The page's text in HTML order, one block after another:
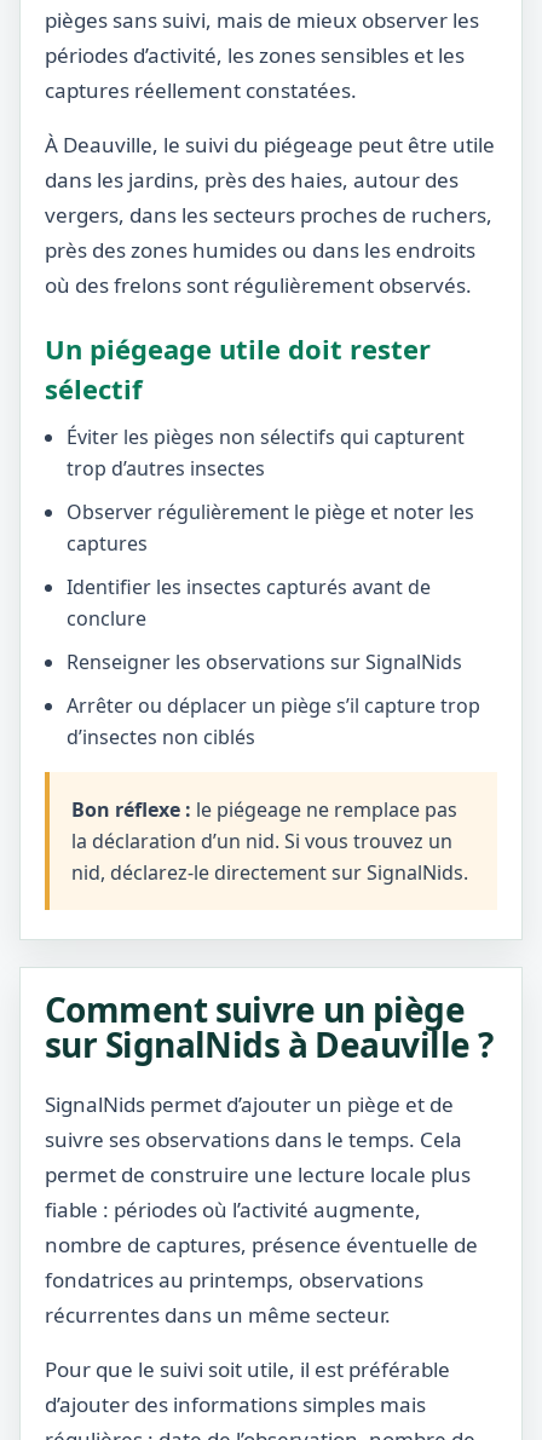
pièges sans suivi, mais de mieux observer les
périodes d’activité, les zones sensibles et les
captures réellement constatées.
À Deauville, le suivi du piégeage peut être utile
dans les jardins, près des haies, autour des
vergers, dans les secteurs proches de ruchers,
près des zones humides ou dans les endroits
où des frelons sont régulièrement observés.
Un piégeage utile doit rester
sélectif
Éviter les pièges non sélectifs qui capturent
trop d’autres insectes
Observer régulièrement le piège et noter les
captures
Identifier les insectes capturés avant de
conclure
Renseigner les observations sur SignalNids
Arrêter ou déplacer un piège s’il capture trop
d’insectes non ciblés
Bon réflexe : le piégeage ne remplace pas
la déclaration d’un nid. Si vous trouvez un
nid, déclarez-le directement sur SignalNids.
Comment suivre un piège
sur SignalNids à Deauville ?
SignalNids permet d’ajouter un piège et de
suivre ses observations dans le temps. Cela
permet de construire une lecture locale plus
fiable : périodes où l’activité augmente,
nombre de captures, présence éventuelle de
fondatrices au printemps, observations
récurrentes dans un même secteur.
Pour que le suivi soit utile, il est préférable
d’ajouter des informations simples mais